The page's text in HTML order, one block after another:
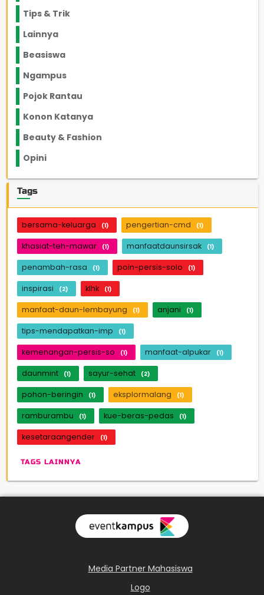
Tips & Trik
Lainnya
Beasiswa
Ngampus
Pojok Rantau
Konon Katanya
Beauty & Fashion
Opini
Tags
bersama-keluarga (1) pengertian-cmd (1)
khasiat-teh-mawar (1) manfaatdaunsirsak (1)
penambah-rasa (1) poin-persis-solo (1)
inspirasi (2) klhk (1)
manfaat-daun-lembayung (1) anjani (1)
tips-mendapatkan-imp (1)
kemenangan-persis-so (1) manfaat-alpukar (1)
daunmint (1) sayur-sehat (2)
pohon-beringin (1) eksplormalang (1)
ramburambu (1) kue-beras-pedas (1)
kesetaraangender (1)
TAGS LAINNYA
Media Partner Mahasiswa
Logo